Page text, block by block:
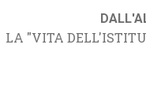
LA "VITA